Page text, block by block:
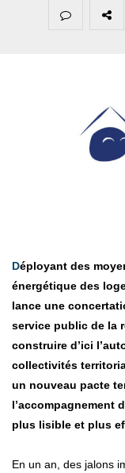
Déployant des moyens inédits pour accélérer la rénovation
énergétique des
lance une
service public de la
construire d’ici
collectivités
un nouveau pacte
l’accompagnement
plus lisible et plus
En un an, des jalons